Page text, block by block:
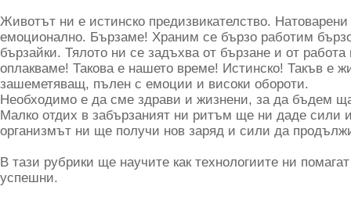
Животът ни е истинско предизвикателство.
емоционално. Бързаме! Храним се бързо работим
бързайки. Тялото ни се задъхва от бързане и от
оплакваме! Такова е нашето време! Истинско! Такъв е
зашеметяващ, пълен с емоции и високи обороти.
Необходимо е да сме здрави и жизнени, за да бъдем
Малко отдих в забързаният ни ритъм ще ни даде сили
организмът ни ще получи нов заряд и сили да
В тази рубрики ще научите как технологиите ни
успешни.